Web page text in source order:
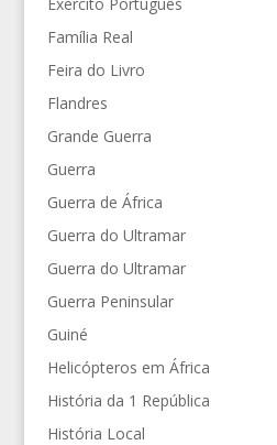
Família Real
Feira do Livro
Flandres
Grande Guerra
Guerra
Guerra de África
Guerra do Ultramar
Guerra do Ultramar
Guerra Peninsular
Guiné
Helicópteros em África
História da 1 República
História Local